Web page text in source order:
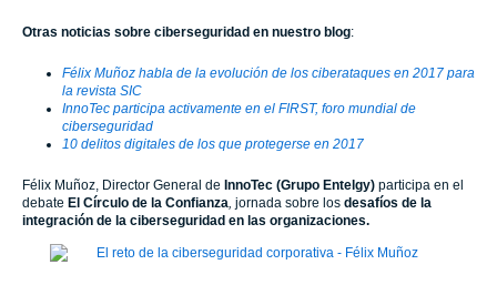
Otras noticias sobre ciberseguridad en nuestro blog:
Félix Muñoz habla de la evolución de los ciberataques en 2017 para
la revista SIC
InnoTec participa activamente en el FIRST, foro mundial de
ciberseguridad
10 delitos digitales de los que protegerse en 2017
Félix Muñoz, Director General de InnoTec (Grupo Entelgy) participa en el
debate El Círculo de la Confianza jornada sobre los desafíos de la
integración de la ciberseguridad en las organizaciones.